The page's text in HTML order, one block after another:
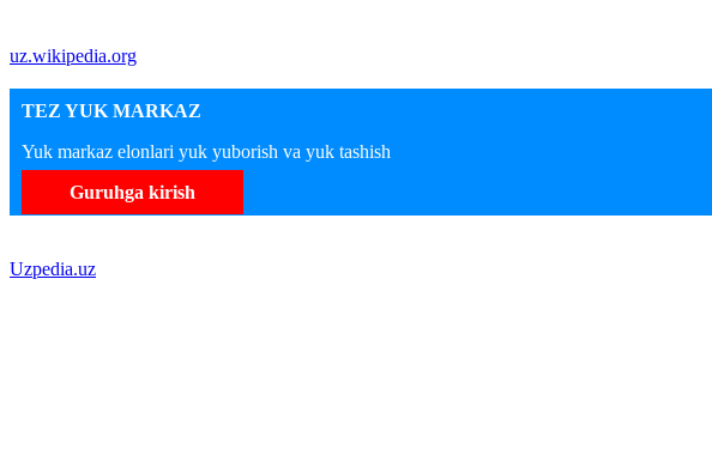
uz.wikipedia.org
TEZ YUK MARKAZ
Yuk markaz elonlari yuk yuborish va yuk tashish
Guruhga kirish
Uzpedia.uz